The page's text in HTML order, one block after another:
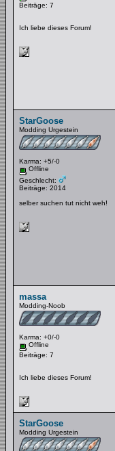
Beiträge: 7
Ich liebe dieses Forum!
StarGoose
Modding Urgestein
Karma: +5/-0
Offline
Geschlecht:
Beiträge: 2014
selber suchen tut nicht weh!
massa
Modding-Noob
Karma: +0/-0
Offline
Beiträge: 7
Ich liebe dieses Forum!
StarGoose
Modding Urgestein